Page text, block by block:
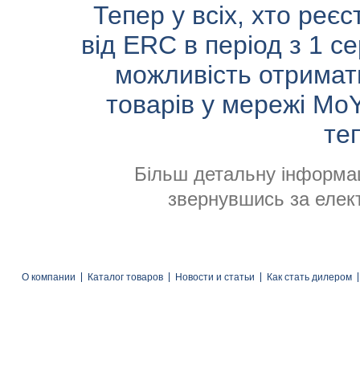
Тепер у всіх, хто
від ERC в період з 1
можливість
товарів у мережі
Більш детальну
звернувшись за
О компании Каталог товаров Новости и статьи Как стать дилером